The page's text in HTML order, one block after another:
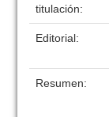
titulación:
Editorial:
Resumen: